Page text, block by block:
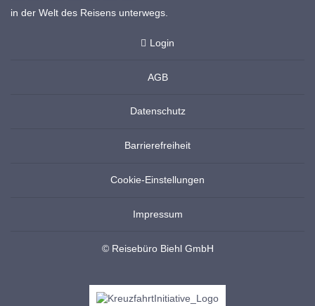
in der Welt des Reisens unterwegs.
Login
AGB
Datenschutz
Barrierefreiheit
Cookie-Einstellungen
Impressum
© Reisebüro Biehl GmbH